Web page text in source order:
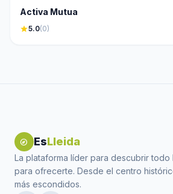
Activa Mutua
star5.0(0)
explore EsLleida
La plataforma líder para descubrir todo
para ofrecerte. Desde el centro
más escondidos.